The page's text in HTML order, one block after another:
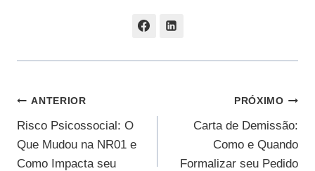
Navegação
De
Post
ANTERIOR
Risco Psicossocial: O
Que Mudou na NR01 e
Como Impacta seu
PRÓXIMO
Carta de Demissão:
Como e Quando
Formalizar seu Pedido